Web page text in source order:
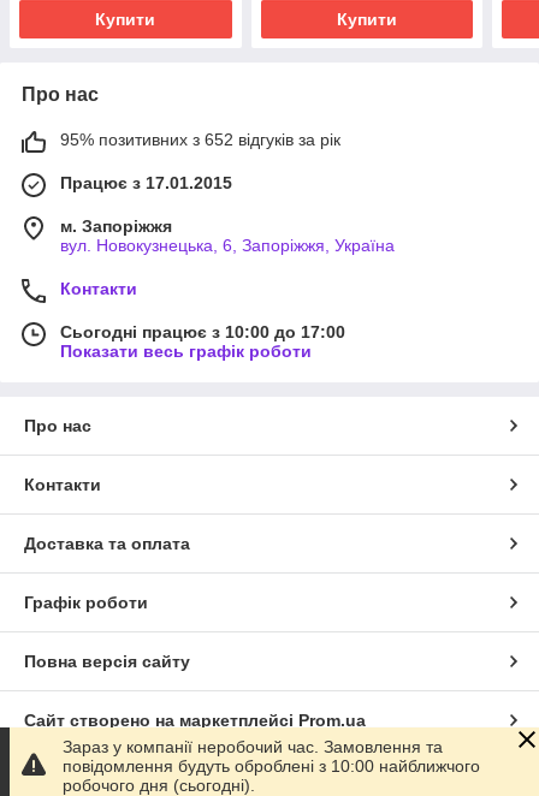
Купити Купити
Про нас
95% позитивних з 652 відгуків за рік
Працює з 17.01.2015
м. Запоріжжя
вул. Новокузнецька, 6, Запоріжжя, Україна
Контакти
Сьогодні працює з 10:00 до 17:00
Показати весь графік роботи
Про нас
Контакти
Доставка та оплата
Графік роботи
Повна версія сайту
Сайт створено на маркетплейсі Prom.ua
Політика конфіденційності
Зараз у компанії неробочий час. Замовлення та
повідомлення будуть оброблені з 10:00 найближчого
робочого дня (сьогодні).